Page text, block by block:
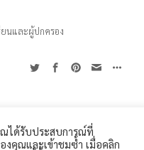
ยนและผู้ปกครอง
คุณธรรมและความโปร่งใส
งาน
ณได้รับประสบการณ์ที่
งคุณและเข้าชมซ้ำ เมื่อคลิก